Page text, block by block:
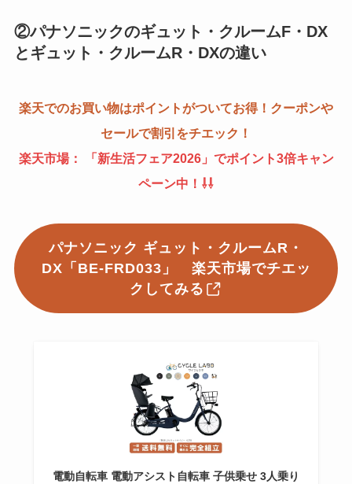
②パナソニックのギュット・クルームF・DX
とギュット・クルームR・DXの違い
楽天でのお買い物はポイントがついてお得！クーポンや
セールで割引をチエック！
楽天市場： 「新生活フェア2026」でポイント3倍キャン
ペーン中！⇩⇩
パナソニック ギュット・クルームR・
DX「BE-FRD033」
楽天市場でチエッ
クしてみる
電動自転車 電動アシスト自転車 子供乗せ 3人乗り